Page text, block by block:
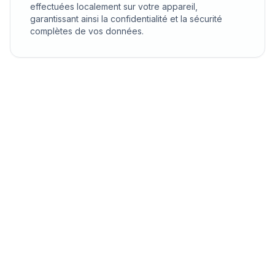
effectuées localement sur votre appareil,
garantissant ainsi la confidentialité et la sécurité
complètes de vos données.